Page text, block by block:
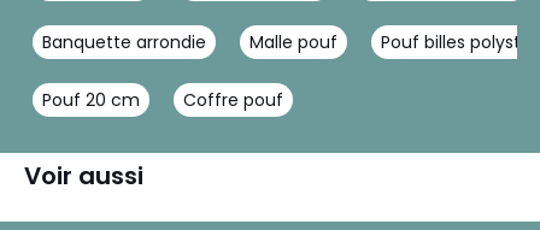
Banquette arrondie Malle pouf Pouf billes
Pouf 20 cm Coffre pouf
Voir aussi